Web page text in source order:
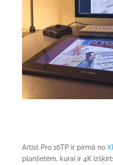
Artist Pro 16TP ir pirmā no
planšetēm, kurai ir 4K